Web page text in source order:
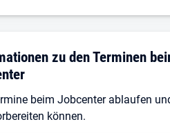
zu den Terminen
beim Jobcenter ablaufen
können.